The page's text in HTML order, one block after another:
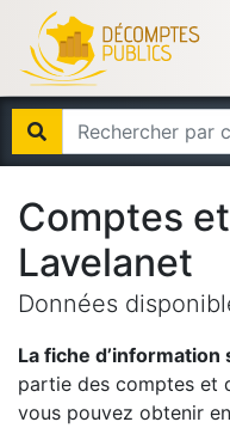
Comptes
Lavelanet
Données
La fiche
partie des comptes et
vous pouvez obtenir en